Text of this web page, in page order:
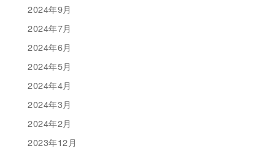
2024年9月
2024年7月
2024年6月
2024年5月
2024年4月
2024年3月
2024年2月
2023年12月